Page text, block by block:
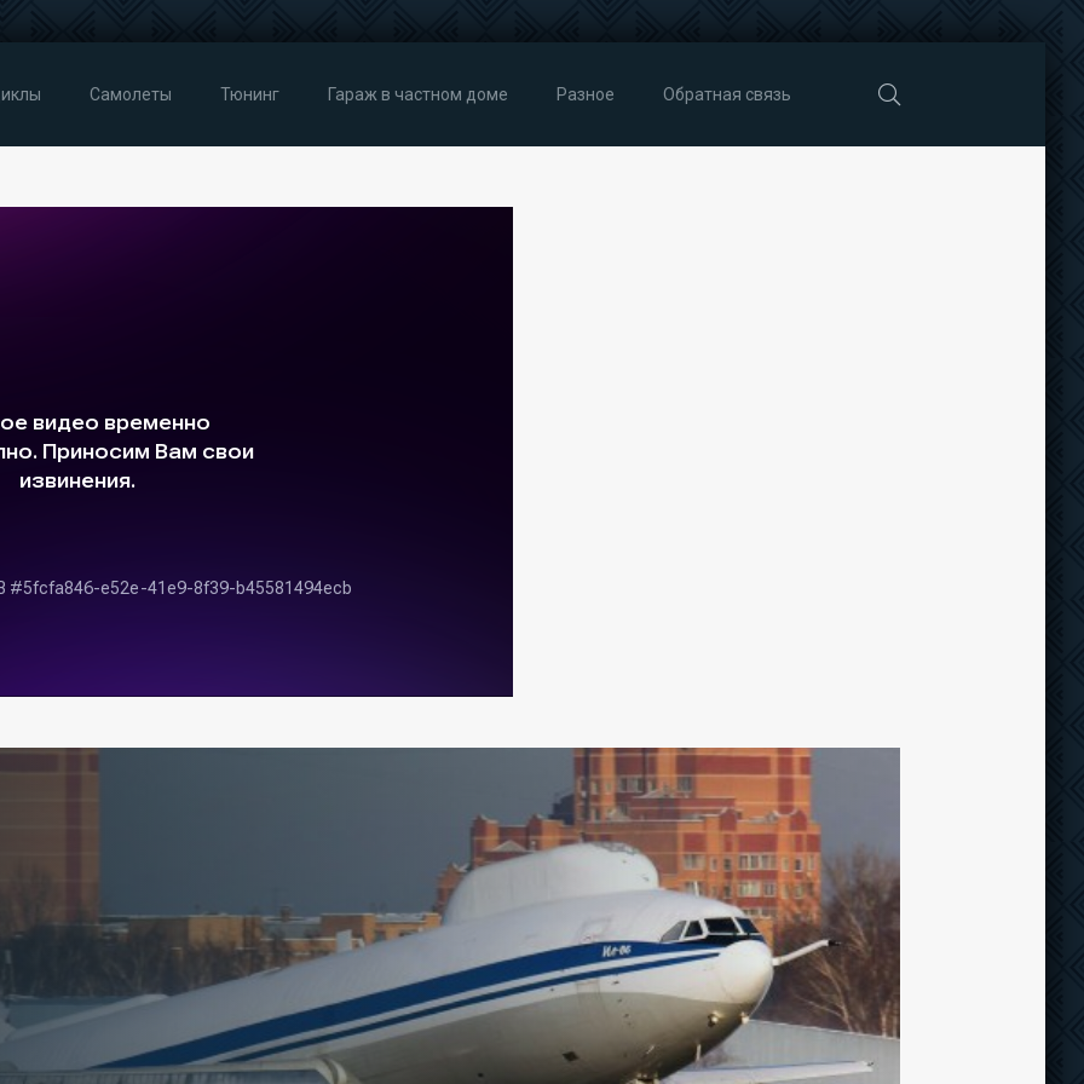
Самолеты Тюнинг Гараж в частном доме Разное Обратная связь